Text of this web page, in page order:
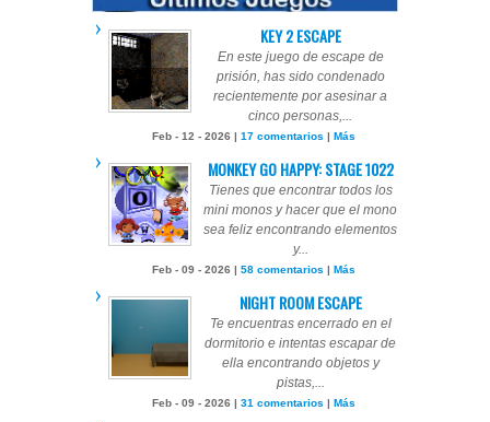
KEY 2 ESCAPE
En este juego de escape de
prisión, has sido condenado
recientemente por asesinar a
cinco personas,...
Feb - 12 - 2026 | 17 comentarios | Más
MONKEY GO HAPPY: STAGE 1022
Tienes que encontrar todos los
mini monos y hacer que el mono
sea feliz encontrando elementos
y...
Feb - 09 - 2026 | 58 comentarios | Más
NIGHT ROOM ESCAPE
Te encuentras encerrado en el
dormitorio e intentas escapar de
ella encontrando objetos y
pistas,...
Feb - 09 - 2026 | 31 comentarios | Más